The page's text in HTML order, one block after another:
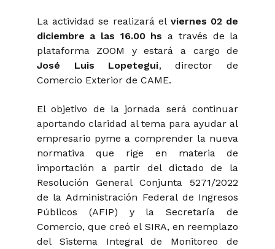
La actividad se realizará el viernes 02 de
diciembre a las 16.00 hs a través de la
plataforma ZOOM y estará a cargo de
José Luis Lopetegui, director de
Comercio Exterior de CAME.
El objetivo de la jornada será continuar
aportando claridad al tema para ayudar al
empresario pyme a comprender la nueva
normativa que rige en materia de
importación a partir del dictado de la
Resolución General Conjunta 5271/2022
de la Administración Federal de Ingresos
Públicos (AFIP) y la Secretaría de
Comercio, que creó el SIRA, en reemplazo
del Sistema Integral de Monitoreo de